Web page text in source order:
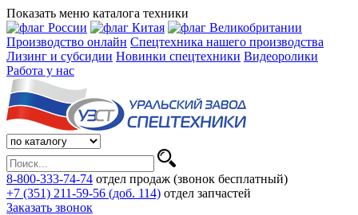
Показать меню каталога техники
Производство онлайн Спецтехника нашего производства
Лизинг и субсидии Новинки спецтехники Видеоролики
Работа у нас
8-800-333-74-74 отдел продаж (звонок бесплатный)
+7 (351) 211-59-56 (доб. 114) отдел запчастей
Заказать звонок